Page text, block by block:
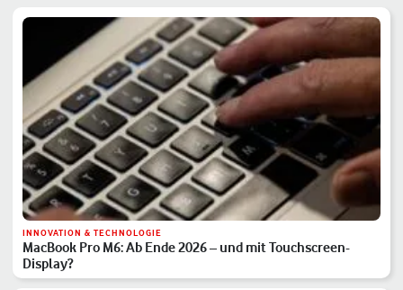
INNOVATION & TECHNOLOGIE
MacBook Pro M6: Ab Ende 2026 – und mit Touchscreen-
Display?